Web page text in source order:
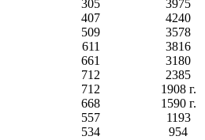
305
3975
407
4240
509
3578
611
3816
661
3180
712
2385
712
1908 г.
668
1590 г.
557
1193
534
954